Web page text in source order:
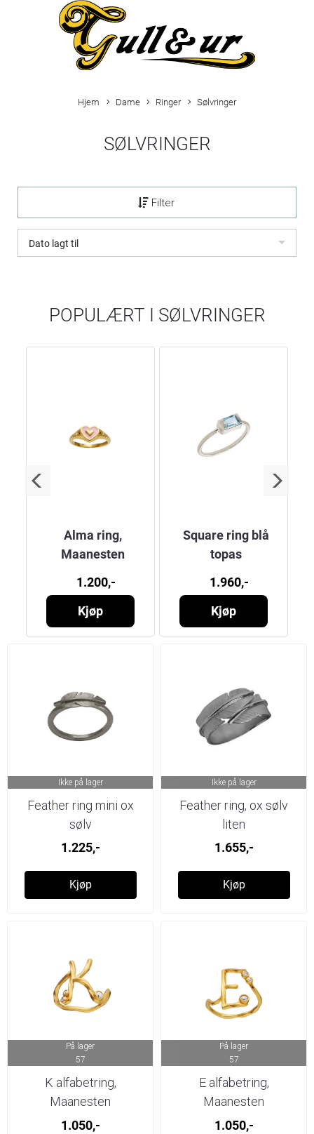
Hjem Dame Ringer Sølvringer
SØLVRINGER
Filter
Dato lagt til
POPULÆRT I SØLVRINGER
Alma ring,
Maanesten
1.200,-
Kjøp
Square ring blå
topas
1.960,-
Kjøp
Ikke på lager
Feather ring mini ox
sølv
1.225,-
Kjøp
Ikke på lager
Feather ring, ox sølv
liten
1.655,-
Kjøp
På lager
57
K alfabetring,
Maanesten
1.050,-
På lager
57
E alfabetring,
Maanesten
1.050,-